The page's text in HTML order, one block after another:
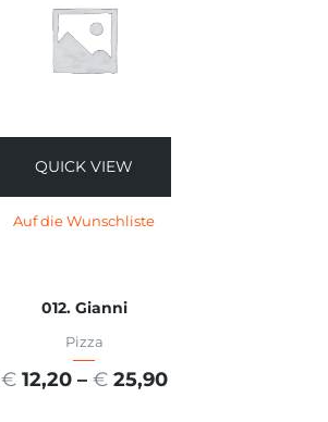
QUICK VIEW
Auf die Wunschliste
012. Gianni
Pizza
€ 12,20 – € 25,90